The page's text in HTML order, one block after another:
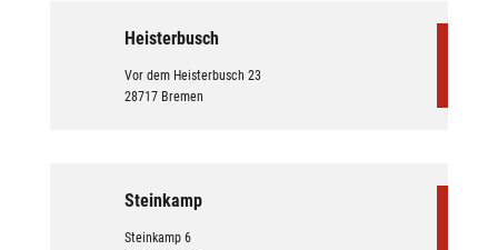
Heisterbusch
Vor dem Heisterbusch 23
28717 Bremen
Steinkamp
Steinkamp 6